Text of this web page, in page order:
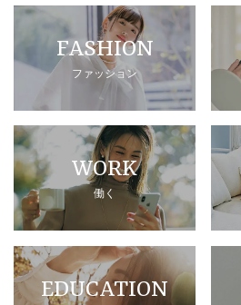
FASHION
ファッション
WORK
働く
EDUCATION